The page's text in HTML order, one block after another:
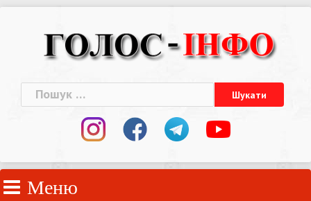
Пошук:
Меню